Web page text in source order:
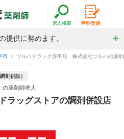
提供に努めます。
市 ツルハドラッグ赤平店 株式会社ツルハの薬
剤併設）
の薬剤師求人
ラッグストアの調剤併設店